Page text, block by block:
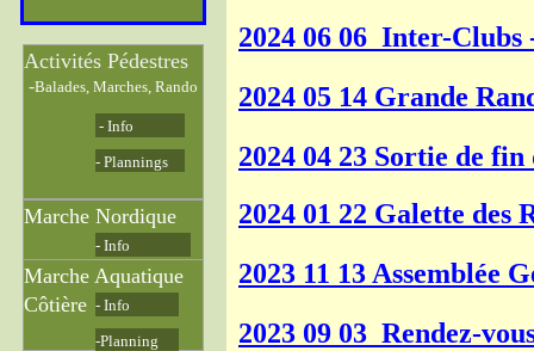
-Planning
Marche Nordique
- Info
- Info
Marche Aquatique
Côtière
Activités Pédestres
-Balades, Marches, Rando
- Info
- Plannings
2023 09 03 Rendez-
2023 11 13 Assemblée
2024 01 22 Galette des
2024 04 23 Sortie de
2024 05 14 Grande
2024 06 06 Inter-